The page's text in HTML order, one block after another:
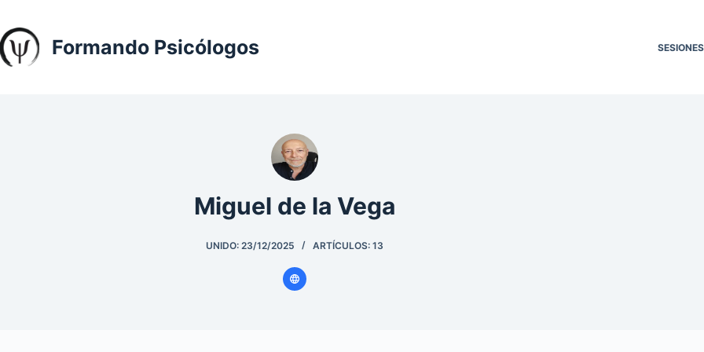
al
contenidoFormando Psicólogos SESIONES
Miguel de la Vega
UNIDO: 23/12/2025 ARTÍCULOS: 13